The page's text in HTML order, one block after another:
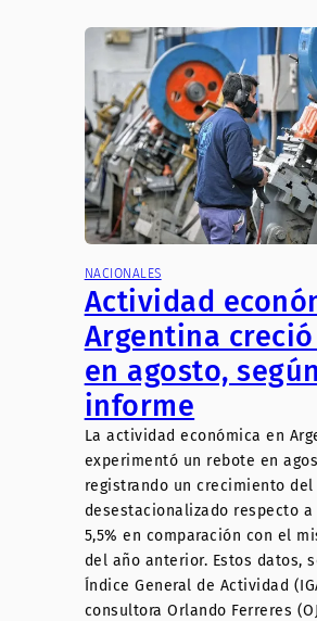
NACIONALES
Actividad
Argentina creció
en agosto,
informe
La actividad económica en
experimentó un rebote en
registrando un crecimiento del
desestacionalizado respecto
5,5% en comparación con el
del año anterior. Estos datos,
Índice General de Actividad
consultora Orlando Ferreres